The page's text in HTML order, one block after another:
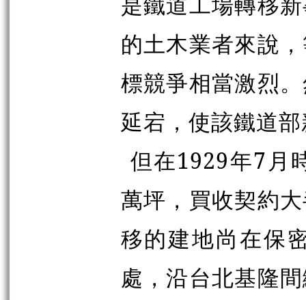
的土木業者來說
標競爭相當激烈
延宕，使該鐵道
但在1929年7月
萬坪，買收契約
移的建地尚在保
處，沿台北基隆